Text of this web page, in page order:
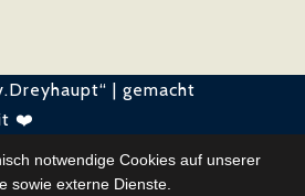
| gemacht
❤️
notwendige Cookies auf unserer
sowie externe Dienste.